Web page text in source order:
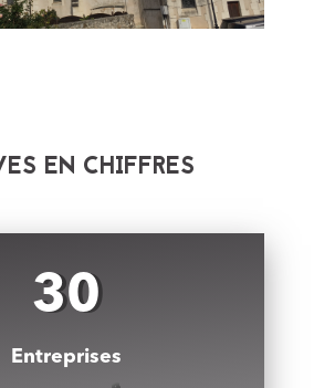
EN CHIFFRES
30
Entreprises